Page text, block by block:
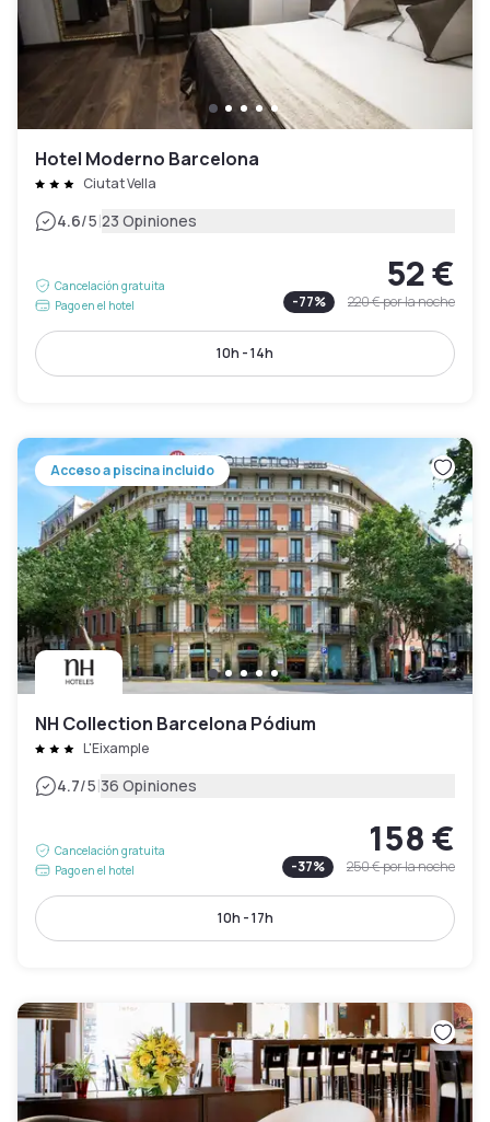
Hotel Moderno Barcelona
Ciutat Vella
4.6/5|23 Opiniones
Cancelación gratuita
Pago en el hotel
52 €
-77% 220 €por la noche
10h - 14h
Acceso a piscina incluido
NH Collection Barcelona Pódium
L'Eixample
4.7/5|36 Opiniones
Cancelación gratuita
Pago en el hotel
158 €
-37% 250 €por la noche
10h - 17h